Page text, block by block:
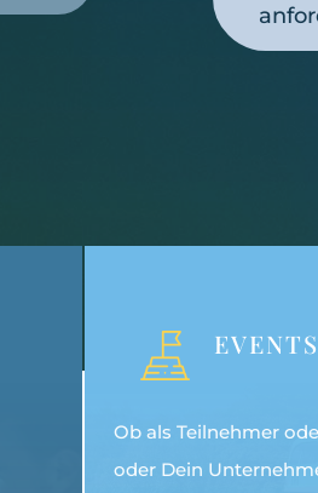
EVENTS
Ob als Teilnehmer
oder Dein